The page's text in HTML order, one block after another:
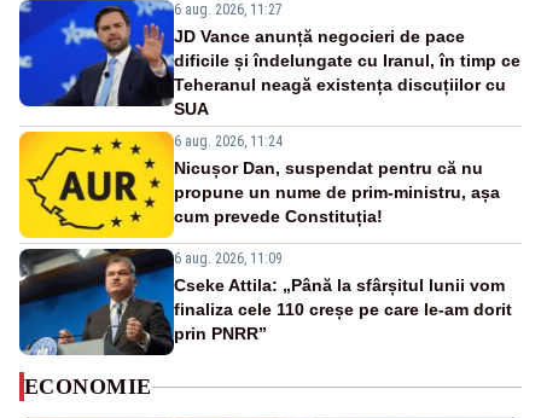
6 aug. 2026, 11:27
JD Vance anunță negocieri de pace
dificile și îndelungate cu Iranul, în timp ce
Teheranul neagă existența discuțiilor cu
SUA
6 aug. 2026, 11:24
Nicușor Dan, suspendat pentru că nu
propune un nume de prim-ministru, așa
cum prevede Constituția!
6 aug. 2026, 11:09
Cseke Attila: „Până la sfârșitul lunii vom
finaliza cele 110 creșe pe care le-am dorit
prin PNRR”
ECONOMIE